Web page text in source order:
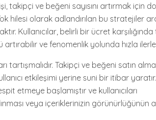
takipçi ve beğeni sayısını artırmak için
hilesi olarak adlandırılan bu stratejiler
Kullanıcılar, belirli bir ücret
ve fenomenlik yolunda hızla
Takipçi ve beğeni satın
etkileşimi yerine suni bir itibar yaratır.
etmeye başlamıştır ve kullanıcıları
veya içeriklerinizin görünürlüğünün